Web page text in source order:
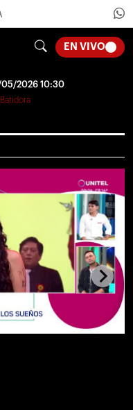
EN VIVO
05/2026 10:30
Batidora